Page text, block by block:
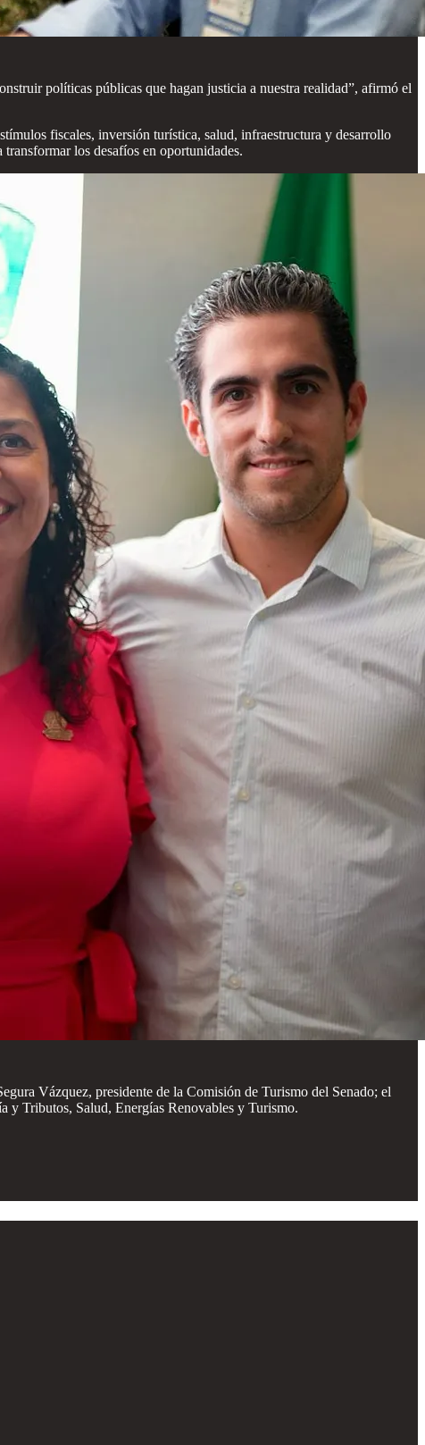
políticas públicas que hagan justicia a nuestra realidad”, afirmó el
fiscales, inversión turística, salud, infraestructura y desarrollo
los desafíos en oportunidades.
Vázquez, presidente de la Comisión de Turismo del Senado; el
y Tributos, Salud, Energías Renovables y Turismo.